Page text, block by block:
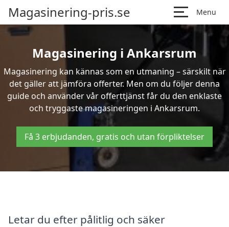
Magasinering-pris.se Menu
Magasinering i Ankarsrum
Magasinering kan kännas som en utmaning – särskilt när
det gäller att jämföra offerter. Men om du följer denna
guide och använder vår offerttjänst får du den enklaste
och tryggaste magasineringen i Ankarsrum.
Få 3 erbjudanden, gratis och utan förpliktelser
Letar du efter pålitlig och säker